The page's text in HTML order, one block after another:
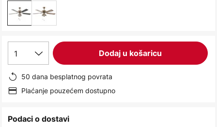
1 Dodaj u košaricu
50 dana besplatnog povrata
Plaćanje pouzećem dostupno
Podaci o dostavi